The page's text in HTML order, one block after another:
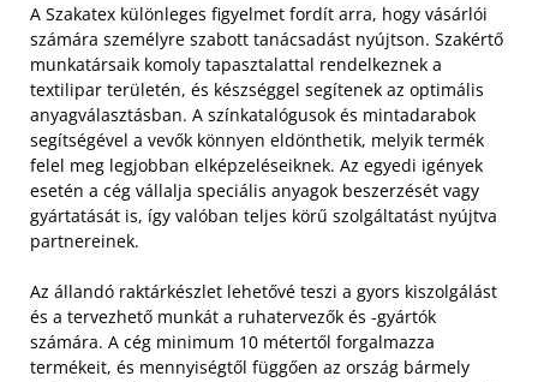
A Szakatex különleges figyelmet fordít arra, hogy vásárlói
számára személyre szabott tanácsadást nyújtson. Szakértő
munkatársaik komoly tapasztalattal rendelkeznek a
textilipar területén, és készséggel segítenek az optimális
anyagválasztásban. A színkatalógusok és mintadarabok
segítségével a vevők könnyen eldönthetik, melyik termék
felel meg legjobban elképzeléseiknek. Az egyedi igények
esetén a cég vállalja speciális anyagok beszerzését vagy
gyártatását is, így valóban teljes körű szolgáltatást nyújtva
partnereinek.
Az állandó raktárkészlet lehetővé teszi a gyors kiszolgálást
és a tervezhető munkát a ruhatervezők és -gyártók
számára. A cég minimum 10 métertől forgalmazza
termékeit, és mennyiségtől függően az ország bármely